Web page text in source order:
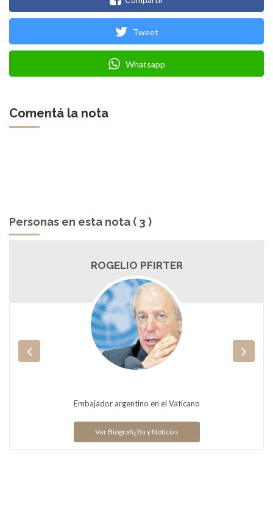
Tweet
Whatsapp
Comentá la nota
Personas en esta nota ( 3 )
ROGELIO PFIRTER
Embajador argentino en el Vaticano
Ver Biografï¿½a y Noticias